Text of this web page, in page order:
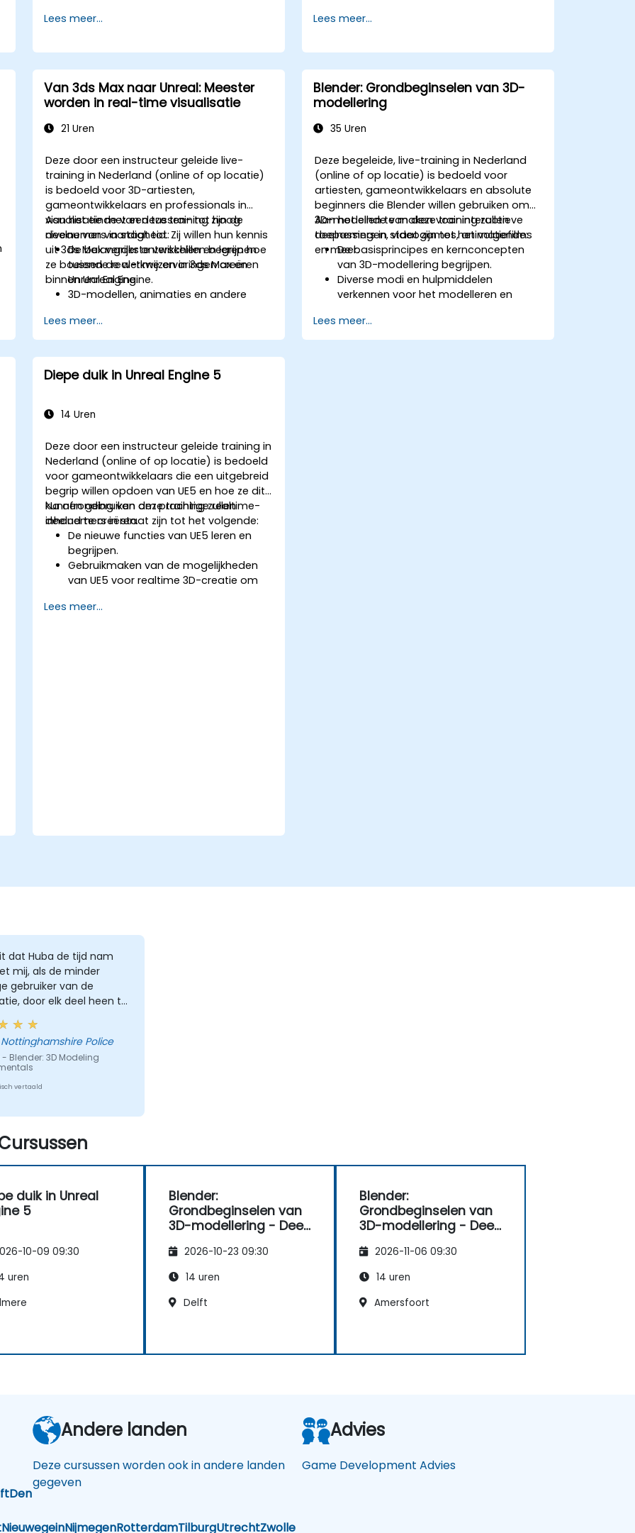
bewegingen na te bootsen.
modellering en animatie.
3D-modellen en andere bestanden
exporteren naar een game-engine, 3D-
printer of ander softwarepakket.
Lees meer...
Hulpmiddelen gebruiken voor UV-
schilderen van 3D-modellen inclusief
renderen.
Lees meer...
Van 3ds Max naar Unreal: Meester
worden in real-time visualisatie
21 Uren
Deze door een instructeur geleide live-
training in Nederland (online of op locatie)
is bedoeld voor 3D-artiesten,
gameontwikkelaars en professionals in
visualisatie met een tussen- tot hoog
niveau van vaardigheid. Zij willen hun kennis
uit 3ds Max verder ontwikkelen en leren hoe
ze boeiende real-time ervaringen creëren
binnen Unreal Engine.
Aan het einde van deze training zijn de
deelnemers in staat tot:
De belangrijkste verschillen begrijpen
tussen de werkwijzen in 3ds Max en
Unreal Engine.
3D-modellen, animaties en andere
Unreal Engine.
Materialen, texturen en shaders in
Unreal Engine maken en aanpassen.
Dynamische verlichting en globale
verlichtingsberekeningen instellen voor
Interactiviteit en spelmechanismen
visuele scriptingtool Blueprint.
Assets en scènes optimaliseren voor
maximale prestaties in real-time
omgevingen.
Lees meer...
Blender: Grondbeginselen van 3D-
modellering
35 Uren
Deze begeleide, live-training in Nederland
(online of op locatie) is bedoeld voor
artiesten, gameontwikkelaars en absolute
beginners die Blender willen gebruiken om
3D-modellen te maken voor interactieve
toepassingen, videogames, animatiefilms
en meer.
Aan het einde van deze training zullen
deelnemers in staat zijn tot het volgende:
De basisprincipes en kernconcepten
van 3D-modellering begrijpen.
Diverse modi en hulpmiddelen
verkennen voor het modelleren en
Leer hoe je animaties en visuele
effecten maakt met Blender.
Lees meer...
Diepe duik in Unreal Engine 5
14 Uren
Deze door een instructeur geleide training in
Nederland (online of op locatie) is bedoeld
voor gameontwikkelaars die een uitgebreid
begrip willen opdoen van UE5 en hoe ze dit
kunnen gebruiken om prachtige realtime-
inhoud te creëren.
Na afronding van deze training zullen
deelnemers in staat zijn tot het volgende:
De nieuwe functies van UE5 leren en
begrijpen.
Gebruikmaken van de mogelijkheden
van UE5 voor realtime 3D-creatie om
Visuele werelden en games ontwerpen
Lees meer...
dat Huba de tijd nam
mij, als de minder
gebruiker van de
door elk deel heen te
uit te leggen waar ik
gegaan en hoe ik het
kon oplossenPolice
Blender: 3D Modeling
vertaald
duik in Unreal
5
10-09 09:30
uren
Blender:
Grondbeginselen van
3D-modellering - Deel
2026-10-23 09:30
14 uren
Delft
Blender:
Grondbeginselen van
3D-modellering - Deel
2026-11-06 09:30
14 uren
Amersfoort
Den
NieuwegeinNijmegenRotterdamTilburgUtrechtZwolle
Andere landen
Deze cursussen worden ook in andere landen
gegeven
Advies
Game Development Advies